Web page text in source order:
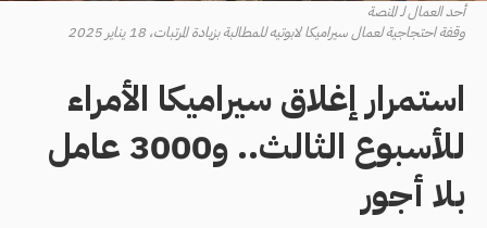
أحد العمال لـ المنصة
وقفة احتجاجية لعمال سيراميكا لابوتيه للمطالبة بزيادة المرتبات، 18 يناير 2025
استمرار إغلاق سيراميكا الأمراء
للأسبوع الثالث.. و3000 عامل
بلا أجور